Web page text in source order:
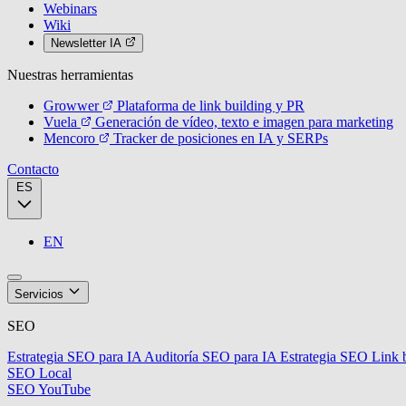
Webinars
Wiki
Newsletter IA
Nuestras herramientas
Growwer
Plataforma de link building y PR
Vuela
Generación de vídeo, texto e imagen para marketing
Mencoro
Tracker de posiciones en IA y SERPs
Contacto
EN
Servicios
SEO
Estrategia SEO para IA Auditoría SEO para IA Estrategia SEO Link
SEO Local
SEO YouTube